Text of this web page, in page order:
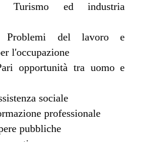
08/2013
2012
12/2012
12/2012
10/2012
2012
2012
12/2011
08/2011
Turismo ed industria
Problemi del lavoro e
l'occupazione
opportunità tra uomo e
sociale
professionale
pubbliche